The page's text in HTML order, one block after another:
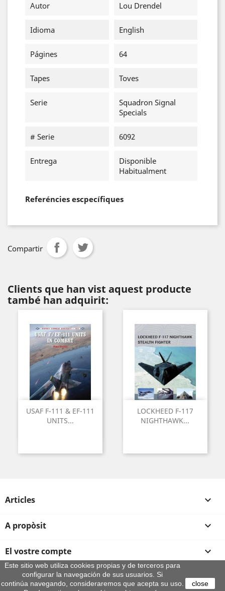
Autor Lou Drendel
Idioma English
Págines 64
Tapes Toves
Serie
Squadron Signal
Specials
# Serie 6092
Entrega
Disponible
Habitualment
Referéncies escpecífiques
Compartir
Clients que han vist aquest producte
també han adquirit:
USAF F-111 & EF-111
UNITS...
LOCKHEED F-117
NIGHTHAWK...
Articles 
A propòsit 
El vostre compte 
Informació sobre la botiga
Este sitio web utiliza cookies propias y de terceros para
configurar la navegación de sus usuarios. Si
continúa navegando, consideraremos que acepta su uso.
close